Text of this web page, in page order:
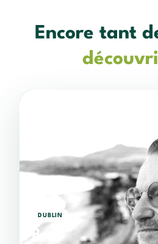
Encore tant
DUBLIN
Bono